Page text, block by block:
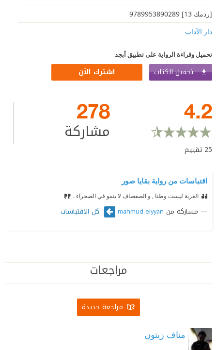
[ردمك 13] 9789953890289
دار الآداب
تحميل وقراءة الرواية على تطبيق أبجد
تحميل الكتاب اشترك الآن
4.2
25 تقييم
278
مشاركة
اقتباسات من رواية بقايا صور
الغربة ليست وطنا , و الصفصاف لا ينمو في الصحراء .
مشاركة من mahmud elyyan كل الاقتباسات
مراجعات
مراجعة جديدة
مناف زيتون